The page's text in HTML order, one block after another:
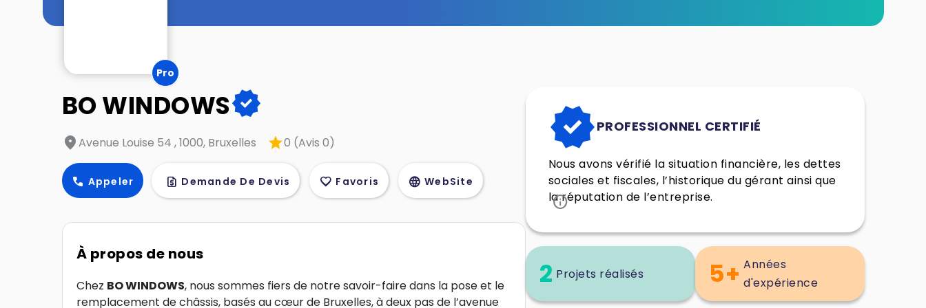
Pro
BO WINDOWSverified
location_onAvenue Louise 54 , 1000, Bruxelles star0 (Avis 0)
call Appeler request_quote Demande De Devis favorite Favoris language WebSite
À propos de nous
Chez BO WINDOWS, nous sommes fiers de notre savoir-faire dans la pose et le
remplacement de châssis, basés au cœur de Bruxelles, à deux pas de l’avenue
verifiedPROFESSIONNEL CERTIFIÉ
Nous avons vérifié la situation financière, les dettes
sociales et fiscales, l’historique du gérant ainsi que
la réputation de l’entreprise.
info
2 Projets réalisés 5+ Années
d'expérience